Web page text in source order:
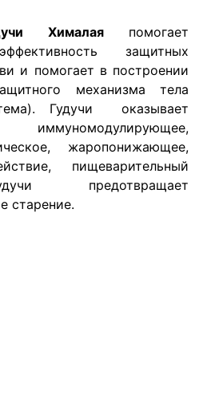
Хималая помогает
защитных
и помогает в построении
механизма тела
Гудучи оказывает
иммуномодулирующее,
жаропонижающее,
пищеварительный
предотвращает
старение.